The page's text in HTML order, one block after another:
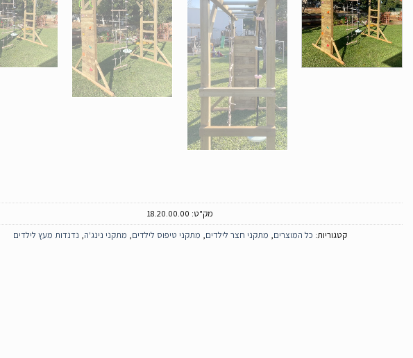
מק"ט: 18.20.00.00
קטגוריות: כל המוצרים, מתקני חצר לילדים, מתקני טיפוס לילדים, מתקני נינג'ה, נדנדות מעץ לילדים